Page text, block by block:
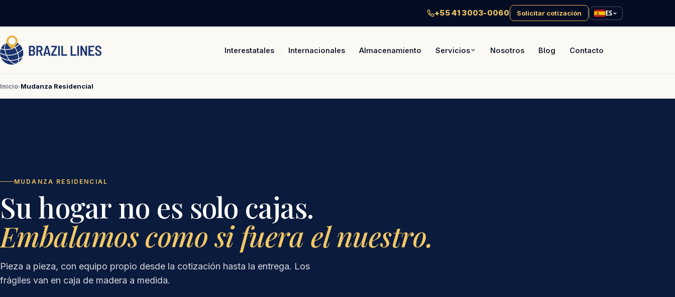
+55 41 3003-0060 Solicitar cotización ES
Interestatales Internacionales Almacenamiento Servicios Nosotros Blog Contacto
Inicio›Mudanza Residencial
MUDANZA RESIDENCIAL
Su hogar no es solo cajas.
Embalamos como si fuera el nuestro.
Pieza a pieza, con equipo propio desde la cotización hasta la entrega. Los
frágiles van en caja de madera a medida.